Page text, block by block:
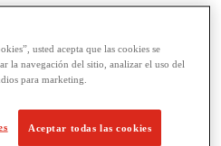
y herramientas para tubos
de tubos
usted acepta que las cookies se
la navegación del sitio, analizar el uso del
para marketing.
Aceptar todas las cookies